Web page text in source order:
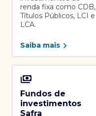
renda fixa como CDB,
Títulos Públicos, LCI e
LCA.
Saiba mais
Fundos de
investimentos
Safra